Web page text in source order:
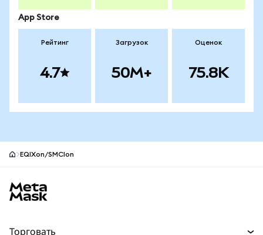
App Store
Рейтинг
4.7
Загрузок
50M+
Оценок
75.8K
EQIXon/SMCIon
Торговать